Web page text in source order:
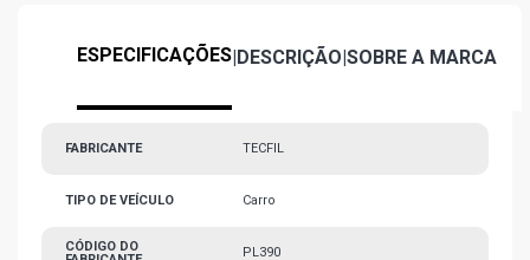
ESPECIFICAÇÕES|DESCRIÇÃO|SOBRE A MARCA
FABRICANTE TECFIL
TIPO DE VEÍCULO Carro
CÓDIGO DO
PL390